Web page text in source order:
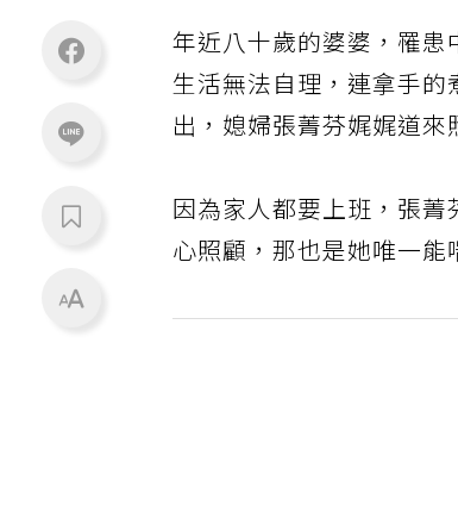
年近八十歲的婆婆，罹患
生活無法自理，連拿手
出，媳婦張菁芬娓娓道來
因為家人都要上班，張
心照顧，那也是她唯一能